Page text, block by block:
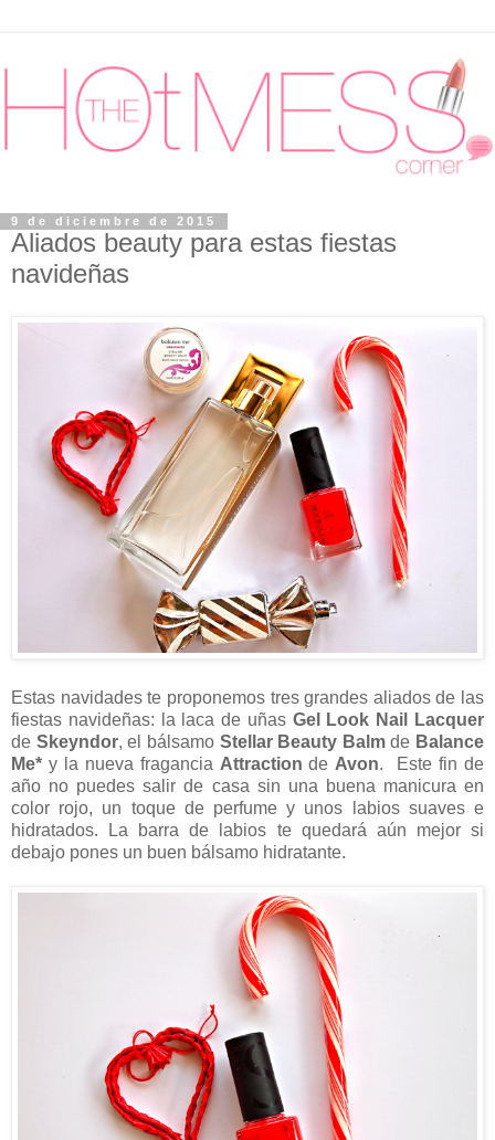
9 de diciembre de 2015
Aliados beauty para estas fiestas
navideñas
Estas navidades te proponemos tres grandes aliados de las
fiestas navideñas: la laca de uñas Gel Look Nail Lacquer
de Skeyndor, el bálsamo Stellar Beauty Balmde Balance
Me* y la nueva fragancia Attractionde Avon. Este fin de
año no puedes salir de casa sin una buena manicura en
color rojo, un toque de perfume y unos labios suaves e
hidratados. La barra de labios te quedará aún mejor si
debajo pones un buen bálsamo hidratante.